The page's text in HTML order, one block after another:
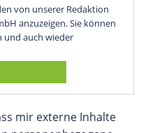
von unserer Redaktion
anzuzeigen. Sie können
und auch wieder
mir externe Inhalte